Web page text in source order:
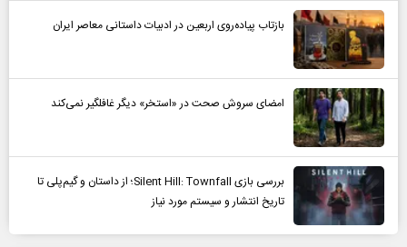
بازتاب پیاده‌روی اربعین در ادبیات داستانی معاصر ایران
امضای سروش صحت در «استخر» دیگر غافلگیر نمی‌کند
بررسی بازی Silent Hill: Townfall؛ از داستان و گیم‌پلی تا
تاریخ انتشار و سیستم مورد نیاز